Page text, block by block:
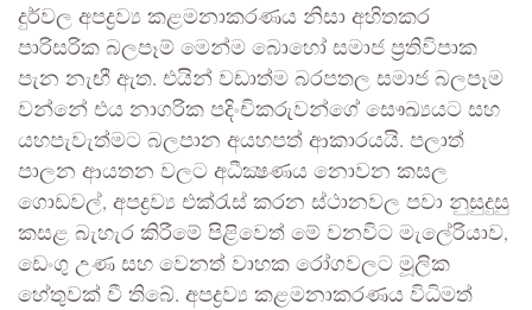
දුර්වල අපද්‍රව්‍ය කළමනාකරණය නිසා අහිතකර
පාරිසරික බලපෑම් මෙන්ම බොහෝ සමාජ ප්‍රතිවිපාක
පැන නැඟී ඇත. එයින් වඩාත්ම බරපතල සමාජ බලපෑම
වන්නේ එය නාගරික පදිංචිකරුවන්ගේ සෞඛ්‍යයට සහ
යහපැවැත්මට බලපාන අයහපත් ආකාරයයි. පලාත්
පාලන ආයතන වලට අධීක්‍ෂණය නොවන කසල
ගොඩවල්, අපද්‍රව්‍ය එක්රැස් කරන ස්ථානවල පවා නුසුදුසු
කසළ බැහැර කිරීමේ පිළිවෙත් මේ වනවිට මැලේරියාව,
ඩෙංගු උණ සහ වෙනත් වාහක රෝගවලට මූලික
හේතුවක් වී තිබේ. අපද්‍රව්‍ය කළමනාකරණය විධිමත්